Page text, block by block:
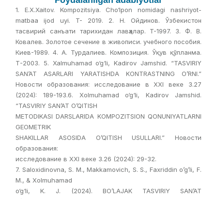
1. E.X.Xaitov. Kompozitsiya. Cho‘lpon nomidagi nashriyot-
matbaa ijod uyi. T- 2019. 2. Н. Ойдинов. Ўзбекистон
тасвирий санъати тарихидан лавҳалар. T-1997. 3. Ф. В.
Ковалев. Золотое сечение в живописи. учебного пособия.
Киев-1989. 4. А. Турдалиев. Композиция. Ўқув қўлланма.
Т-2003. 5. Xalmuhamad o‘g‘li, Kadirov Jamshid. “TASVIRIY
SAN’AT ASARLARI YARATISHDA KONTRASTNING O’RNI.”
Новости образования: исследование в XXI веке 3.27
(2024): 189-193.6. Xolmuhamad o‘g‘li, Kadirov Jamshid.
“TASVIRIY SAN’AT O’QITISH
METODIKASI DARSLARIDA KOMPOZITSION QONUNIYATLARNI
GEOMETRIK
SHAKILLAR ASOSIDA O’QITISH USULLARI.” Новости
образования:
исследование в XXI веке 3.26 (2024): 29-32.
7. Saloxidinovna, S. M., Makkamovich, S. S., Faxriddin o’g’li, F.
M., & Xolmuhamad
o‘g‘li, K. J. (2024). BO’LAJAK TASVIRIY SAN’AT